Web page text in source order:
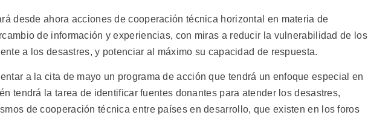
desde ahora acciones de cooperación técnica horizontal en materia de
de información y experiencias, con miras a reducir la vulnerabilidad de los
a los desastres, y potenciar al máximo su capacidad de respuesta.
a la cita de mayo un programa de acción que tendrá un enfoque especial en
tendrá la tarea de identificar fuentes donantes para atender los desastres,
de cooperación técnica entre países en desarrollo, que existen en los foros